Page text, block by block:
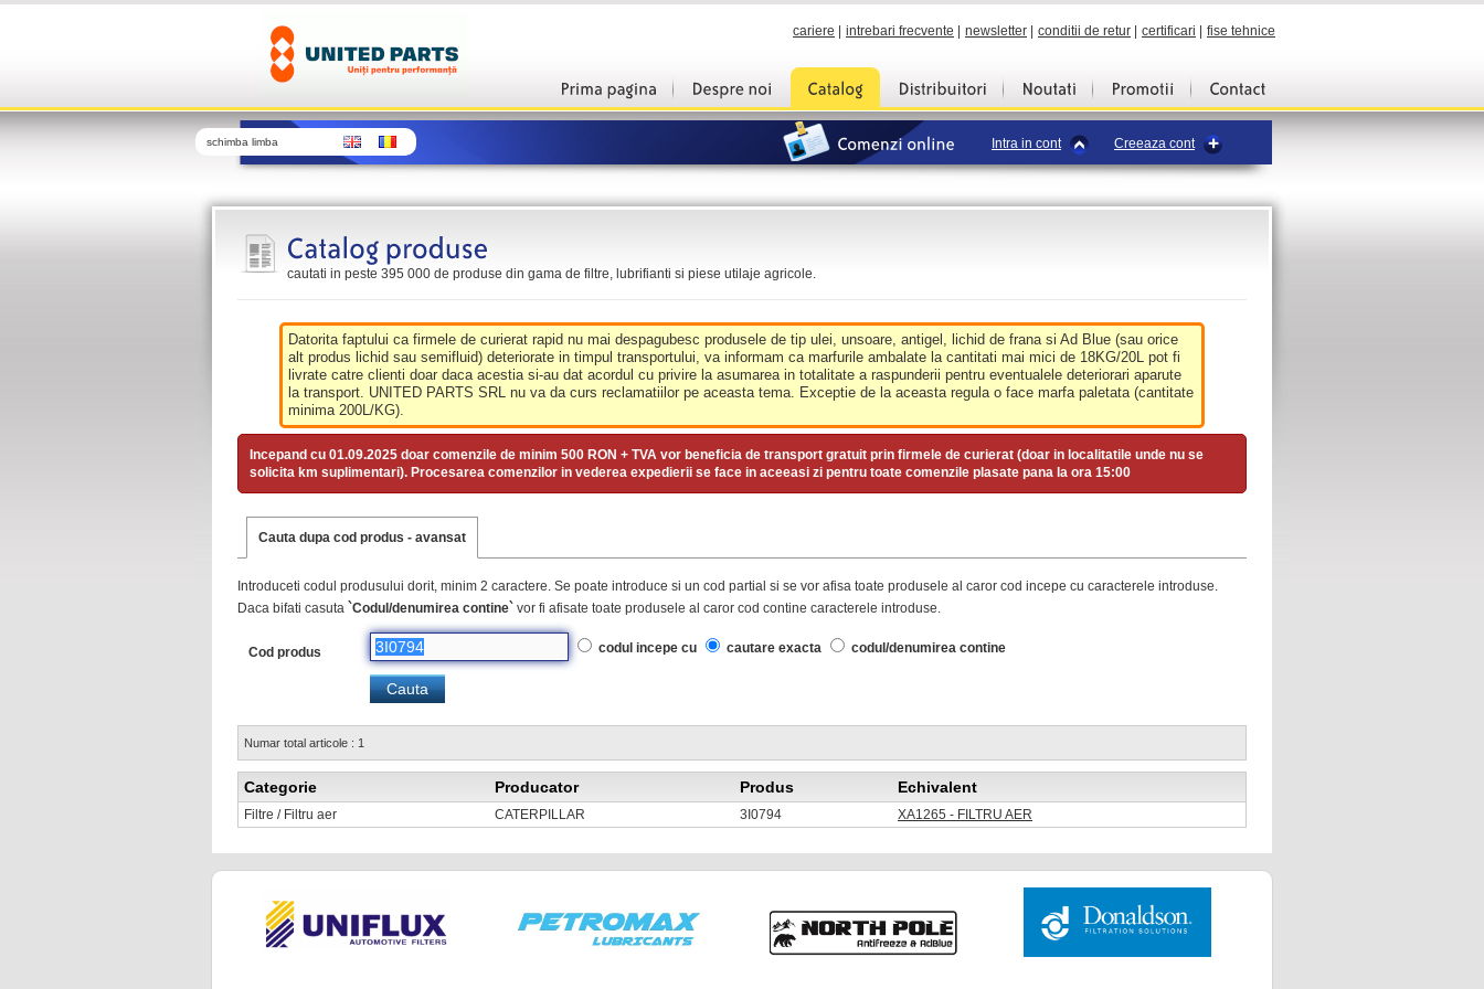
cariere intrebari frecvente newsletter conditii de retur certificari fise tehnice
schimba limba Intra in cont Creeaza cont
cautati in peste 395 000 de produse din gama de filtre, lubrifianti si piese utilaje agricole.
Datorita faptului ca firmele de curierat rapid nu mai despagubesc produsele de tip ulei, unsoare, antigel, lichid de frana si Ad Blue (sau orice
alt produs lichid sau semifluid) deteriorate in timpul transportului, va informam ca marfurile ambalate la cantitati mai mici de 18KG/20L pot fi
livrate catre clienti doar daca acestia si-au dat acordul cu privire la asumarea in totalitate a raspunderii pentru eventualele deteriorari aparute
la transport. UNITED PARTS SRL nu va da curs reclamatiilor pe aceasta tema. Exceptie de la aceasta regula o face marfa paletata (cantitate
minima 200L/KG).
Incepand cu 01.09.2025 doar comenzile de minim 500 RON + TVA vor beneficia de transport gratuit prin firmele de curierat (doar in localitatile unde nu se
solicita km suplimentari). Procesarea comenzilor in vederea expedierii se face in aceeasi zi pentru toate comenzile plasate pana la ora 15:00
Cauta dupa cod produs - avansat
Introduceti codul produsului dorit, minim 2 caractere. Se poate introduce si un cod partial si se vor afisa toate produsele al caror cod incepe cu caracterele introduse.
Daca bifati casuta `Codul/denumirea contine` vor fi afisate toate produsele al caror cod contine caracterele introduse.
Cod produs codul incepe cu cautare exacta codul/denumirea contine
Numar total articole : 1
Categorie Producator Produs Echivalent
Filtre / Filtru aer CATERPILLAR 3I0794 XA1265 - FILTRU AER